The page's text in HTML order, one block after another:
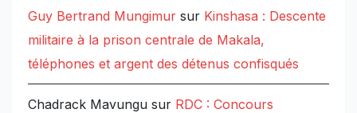
Guy Bertrand Mungimur sur Kinshasa : Descente
militaire à la prison centrale de Makala,
téléphones et argent des détenus confisqués
Chadrack Mavungu sur RDC : Concours